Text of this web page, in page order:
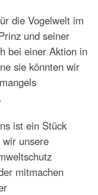
die Vogelwelt im
und seiner
bei einer Aktion in
sie könnten wir
ist ein Stück
unsere
mitmachen